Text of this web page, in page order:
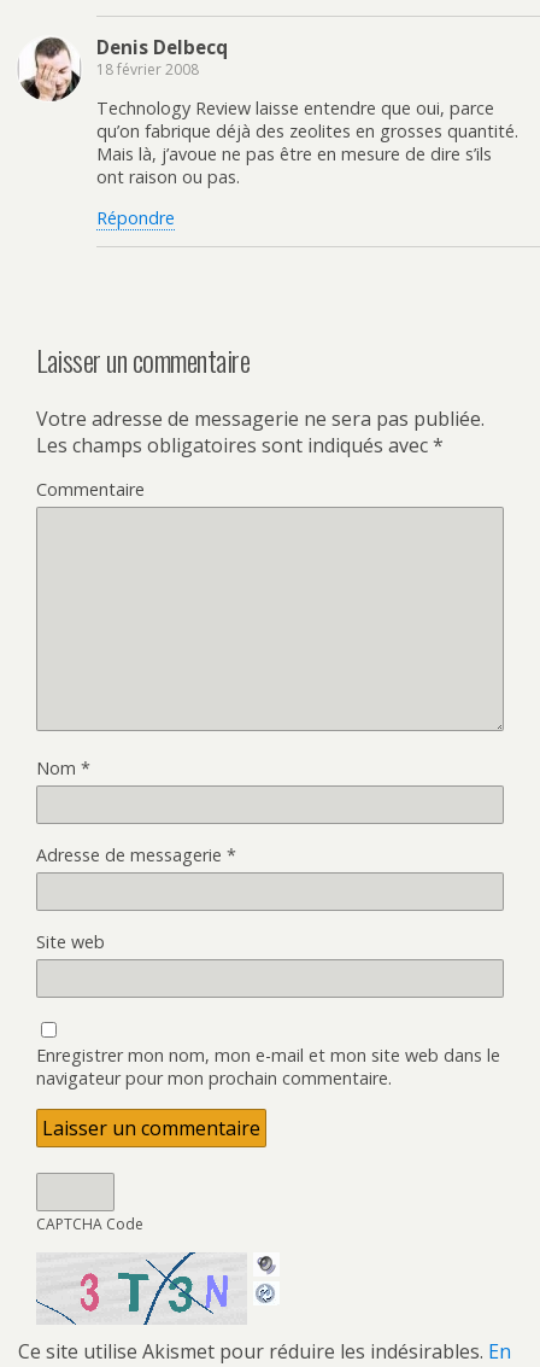
Denis Delbecq
18 février 2008
Technology Review laisse entendre que oui, parce
qu’on fabrique déjà des zeolites en grosses quantité.
Mais là, j’avoue ne pas être en mesure de dire s’ils
ont raison ou pas.
Répondre
Laisser un commentaire
Votre adresse de messagerie ne sera pas publiée.
Les champs obligatoires sont indiqués avec*
Commentaire
Nom *
Adresse de messagerie *
Site web
Enregistrer mon nom, mon e-mail et mon site web dans le
navigateur pour mon prochain commentaire.
CAPTCHA Code
Ce site utilise Akismet pour réduire les indésirables. En